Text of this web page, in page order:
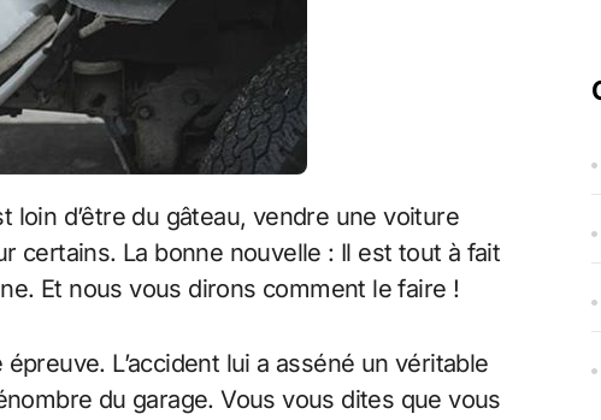
certains. La bonne nouvelle : Il est tout à fait
Et nous vous dirons comment le faire !
L’accident lui a asséné un véritable
du garage. Vous vous dites que vous